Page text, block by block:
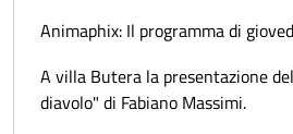
Animaphix: Il programma di
A villa Butera la presentazione
diavolo" di Fabiano Massimi.